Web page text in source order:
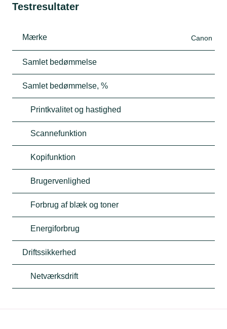
Testresultater
Mærke Canon
Samlet bedømmelse
Samlet bedømmelse, %
Printkvalitet og hastighed
Scannefunktion
Kopifunktion
Brugervenlighed
Forbrug af blæk og toner
Energiforbrug
Driftssikkerhed
Netværksdrift